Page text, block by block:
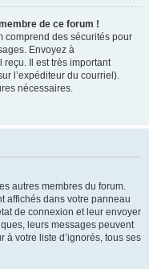
de ce forum !
comprend des sécurités pour
Envoyez à
reçu. Il est très important
l’expéditeur du courriel).
nécessaires.
autres membres du forum.
affichés dans votre panneau
de connexion et leur envoyer
leurs messages peuvent
à votre liste d’ignorés, tous ses